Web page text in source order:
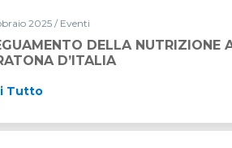
2025 / Eventi
DELLA NUTRIZIONE
D’ITALIA
Tutto